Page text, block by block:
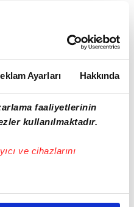
Ayarları Hakkında
faaliyetlerinin
kullanılmaktadır.
ve cihazlarını
sizlere özel
Angeles FC'de forma
teklifinde bulundu.
İSTENİYOR
yıldız ismi salı
kaydedildi.